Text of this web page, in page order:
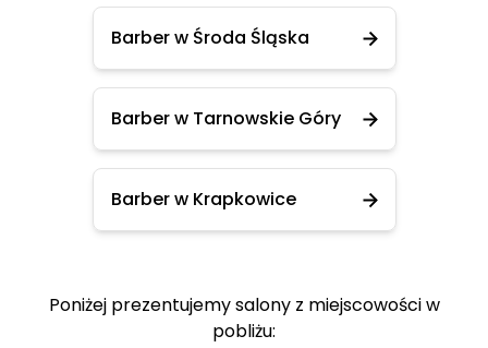
Barber w Środa Śląska
Barber w Tarnowskie Góry
Barber w Krapkowice
Poniżej prezentujemy salony z miejscowości w
pobliżu: